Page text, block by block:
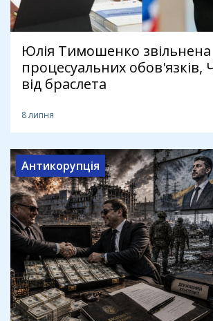
Юлія Тимошенко звільнена
процесуальних
від браслета
8 липня
Антикорупція